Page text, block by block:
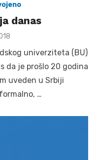
danas
univerziteta (BU)
da je prošlo 20 godina
uveden u Srbiji
…